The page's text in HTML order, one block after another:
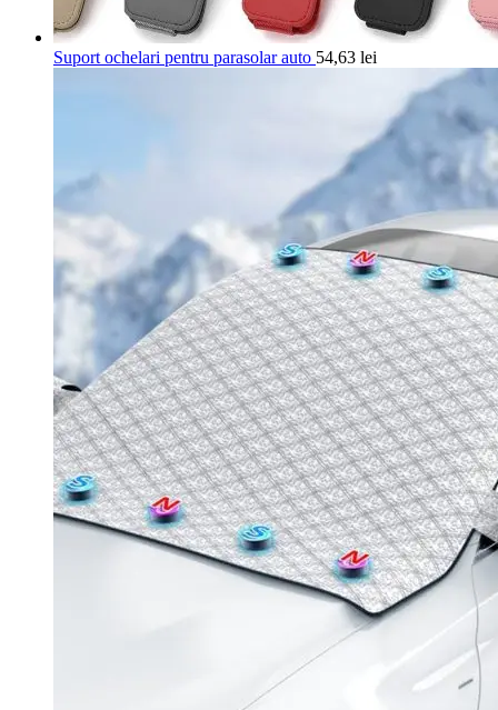
Suport ochelari pentru parasolar auto 54,63 lei